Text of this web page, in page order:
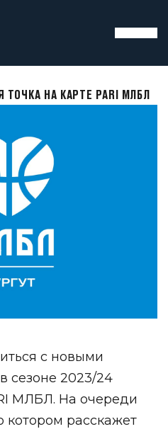
НА КАРТЕ PARI МЛБЛ
с новыми
сезоне 2023/24
МЛБЛ. На очереди
котором расскажет